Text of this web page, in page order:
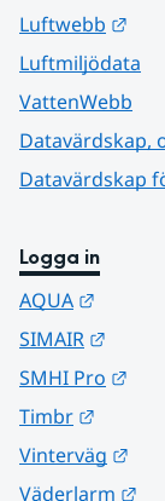
Luftwebb
Luftmiljödata
VattenWebb
Datavärdskap,
Datavärdskap
Logga in
AQUA
SIMAIR
SMHI Pro
Timbr
Vinterväg
Väderlarm